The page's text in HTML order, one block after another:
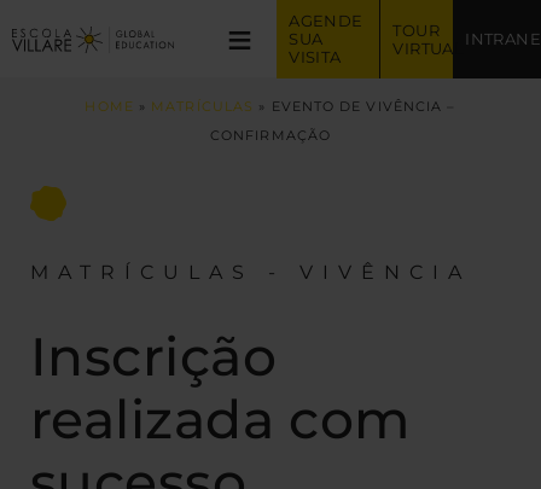
≡
AGENDE
SUA
VISITA
TOUR
VIRTUAL
HOME » MATRÍCULAS » EVENTO DE VIVÊNCIA –
CONFIRMAÇÃO
MATRÍCULAS - VIVÊNCIA
Inscrição
realizada com